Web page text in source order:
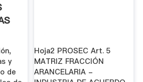
y
de
Hoja2 PROSEC Art. 5
MATRIZ FRACCIÓN
ARANCELARIA -